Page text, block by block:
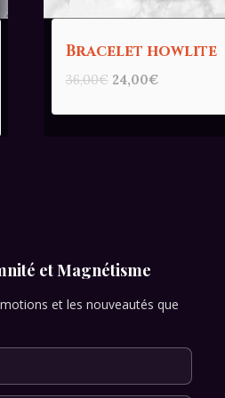
Bracelet howlite
36,00€ Le
initial
24,00€Le
actuel
et Magnétisme
et les nouveautés que